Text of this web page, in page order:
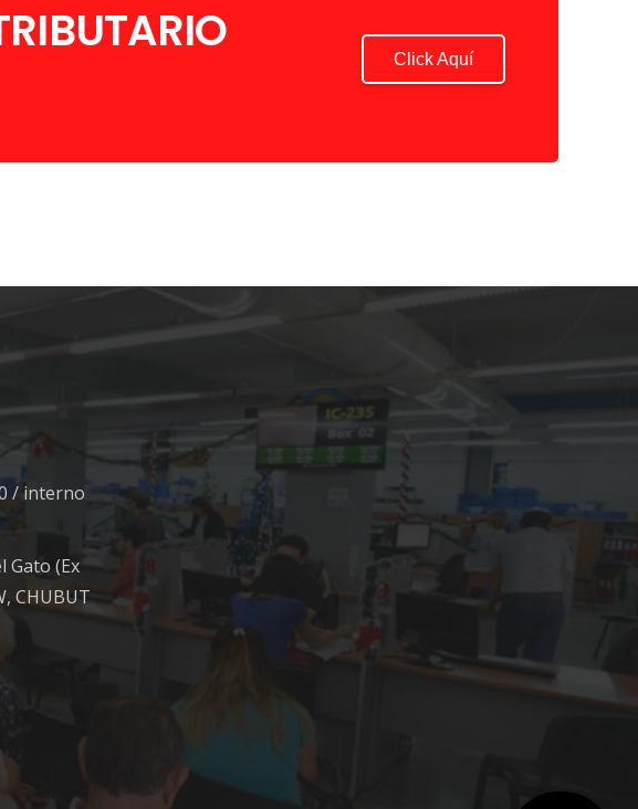
Click Aquí
/ interno
Gato (Ex
CHUBUT